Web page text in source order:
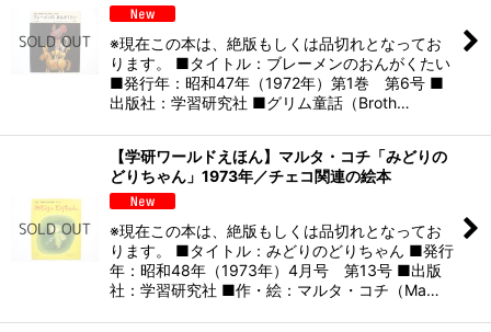
※現在この本は、絶版もしくは品切れとなってお
ります。 ■タイトル：ブレーメンのおんがくたい
■発行年：昭和47年（1972年）第1巻 第6号 ■
出版社：学習研究社 ■グリム童話（Broth…
【学研ワールドえほん】マルタ・コチ「みどりの
どりちゃん」1973年／チェコ関連の絵本
※現在この本は、絶版もしくは品切れとなってお
ります。 ■タイトル：みどりのどりちゃん ■発行
年：昭和48年（1973年）4月号 第13号 ■出版
社：学習研究社 ■作・絵：マルタ・コチ（Ma…